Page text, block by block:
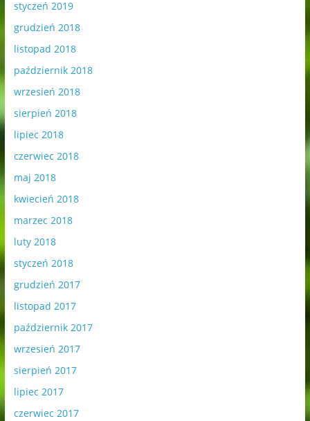
styczeń 2019
grudzień 2018
listopad 2018
październik 2018
wrzesień 2018
sierpień 2018
lipiec 2018
czerwiec 2018
maj 2018
kwiecień 2018
marzec 2018
luty 2018
styczeń 2018
grudzień 2017
listopad 2017
październik 2017
wrzesień 2017
sierpień 2017
lipiec 2017
czerwiec 2017